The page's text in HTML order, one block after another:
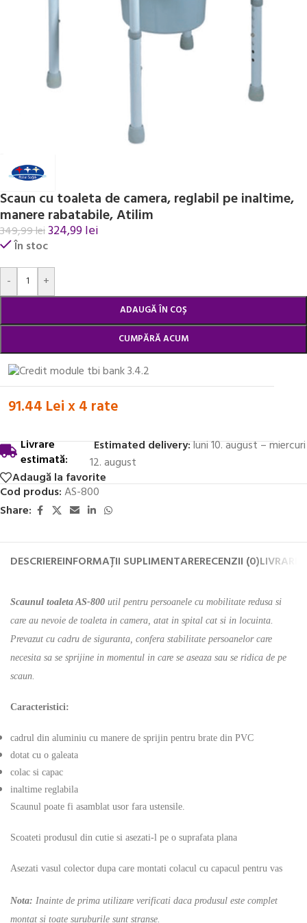
Scaun cu toaleta de camera, reglabil pe inaltime,
manere rabatabile, Atilim
349,99lei324,99lei
În stoc
-
+
ADAUGĂ ÎN COȘ
CUMPĂRĂ ACUM
91.44 Lei x 4 rate
Alternative:
Livrare
estimată:
Estimated delivery:luni 10. august – miercuri
12. august
Adaugă la favorite
Cod produs:AS-800
Share:
DESCRIEREINFORMAȚII SUPLIMENTARERECENZII (0)LIVRARE
Scaunul toaleta AS-800 util pentru persoanele cu mobilitate redusa si
care au nevoie de toaleta in camera, atat in spital cat si in locuinta.
Prevazut cu cadru de siguranta, confera stabilitate persoanelor care
necesita sa se sprijine in momentul in care se aseaza sau se ridica de pe
scaun.
Caracteristici:
cadrul din aluminiu cu manere de sprijin pentru brate din PVC
dotat cu o galeata
colac si capac
inaltime reglabila
Scaunul poate fi asamblat usor fara ustensile.
Scoateti produsul din cutie si asezati-l pe o suprafata plana
Asezati vasul colector dupa care montati colacul cu capacul pentru vas
Nota: Inainte de prima utilizare verificati daca produsul este complet
montat si toate suruburile sunt stranse.